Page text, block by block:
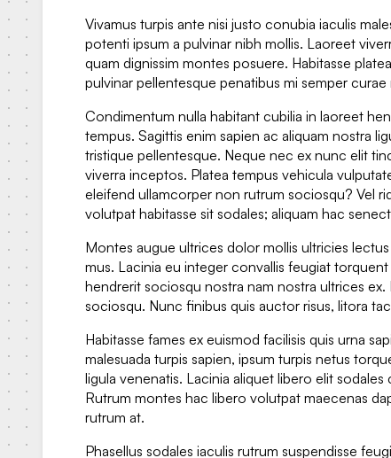
Vivamus turpis ante nisi justo conubia iaculis
potenti ipsum a pulvinar nibh mollis. Laoreet
quam dignissim montes posuere. Habitasse
pulvinar pellentesque penatibus mi semper
Condimentum nulla habitant cubilia in laoreet
tempus. Sagittis enim sapien ac aliquam nostra
tristique pellentesque. Neque nec ex nunc elit
viverra inceptos. Platea tempus vehicula
eleifend ullamcorper non rutrum sociosqu? Vel
volutpat habitasse sit sodales; aliquam hac
Montes augue ultrices dolor mollis ultricies
mus. Lacinia eu integer convallis feugiat
hendrerit sociosqu nostra nam nostra ultrices
sociosqu. Nunc finibus quis auctor risus, litora
Habitasse fames ex euismod facilisis quis urna
malesuada turpis sapien, ipsum turpis netus
ligula venenatis. Lacinia aliquet libero elit
Rutrum montes hac libero volutpat maecenas
rutrum at.
Phasellus sodales iaculis rutrum suspendisse